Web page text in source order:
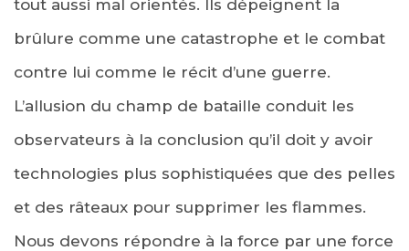
tout aussi mal orientés. Ils dépeignent la
brûlure comme une catastrophe et le combat
contre lui comme le récit d’une guerre.
L’allusion du champ de bataille conduit les
observateurs à la conclusion qu’il doit y avoir
technologies plus sophistiquées que des pelles
et des râteaux pour supprimer les flammes.
Nous devons répondre à la force par une force